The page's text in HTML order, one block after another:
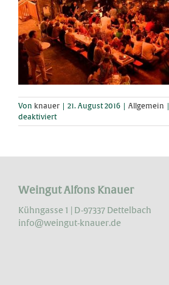
Von knauer 21. August 2016 Allgemein
deaktiviertfür
Kirchweih
Weingut Alfons Knauer
Kühngasse 1 | D-97337 Dettelbach
info@weingut-knauer.de